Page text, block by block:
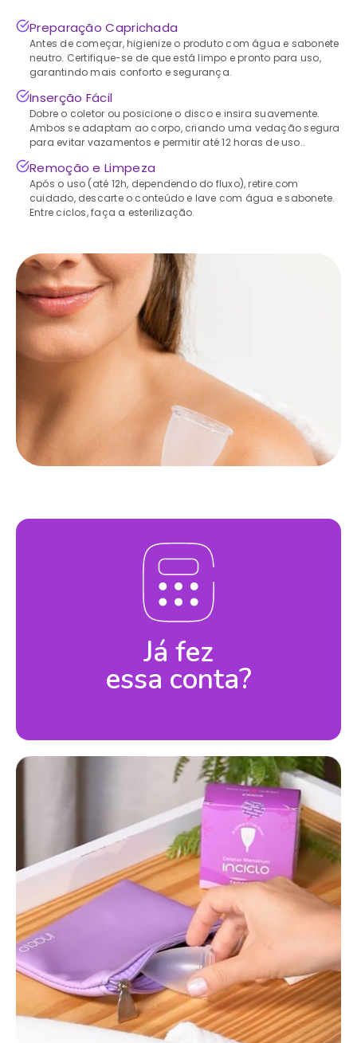
Preparação Caprichada
Antes de começar, higienize o produto com água e sabonete
neutro. Certifique-se de que está limpo e pronto para uso,
garantindo mais conforto e segurança.
Inserção Fácil
Dobre o coletor ou posicione o disco e insira suavemente.
Ambos se adaptam ao corpo, criando uma vedação segura
para evitar vazamentos e permitir até 12 horas de uso..
Remoção e Limpeza
Após o uso (até 12h, dependendo do fluxo), retire com
cuidado, descarte o conteúdo e lave com água e sabonete.
Entre ciclos, faça a esterilização.
Já fez
essa conta?